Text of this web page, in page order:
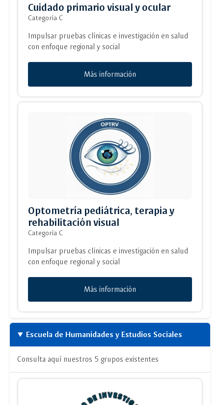
Cuidado primario visual y ocular
Categoría C
Impulsar pruebas clínicas e investigación en salud
con enfoque regional y social
Más información
Optometría pediátrica, terapia y
rehabilitación visual
Categoría C
Impulsar pruebas clínicas e investigación en salud
con enfoque regional y social
Más información
Escuela de Humanidades y Estudios Sociales
Consulta aquí nuestros 5 grupos existentes